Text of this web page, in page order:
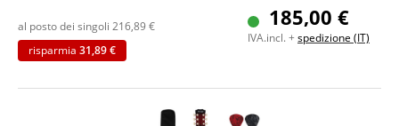
Set risparmio incluso set accessori e accordatore a clip
185,00 €
IVA.incl. +spedizione (IT)
al posto dei singoli 216,89€
risparmia 31,89 €